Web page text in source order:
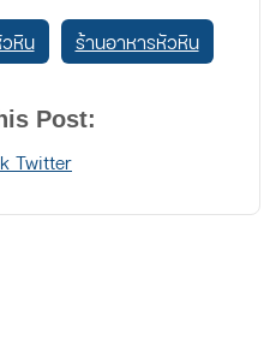
หิน ร้านอาหารหัวหิน
Post:
TwitterPrint
Share
Email